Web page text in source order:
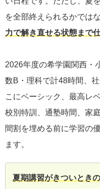
を全部終えられるかではな
力で解き直せる状態まで
2026年度の希学園関西・
数B・理科で計48時間、
こにベーシック、最高レ
校別特訓、通塾時間、家
間割を埋める前に学習の
ます。
夏期講習がきついとき